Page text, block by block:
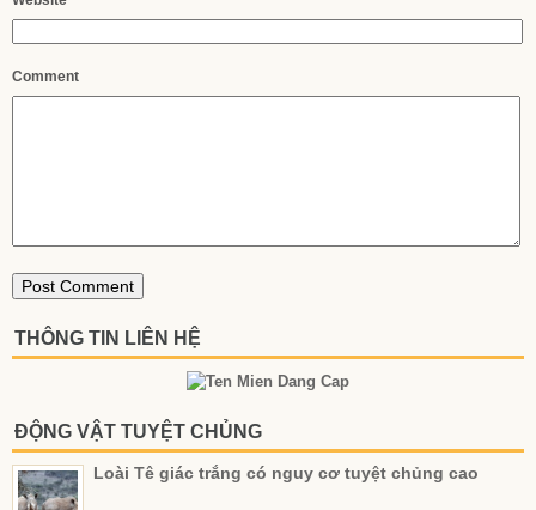
Comment
THÔNG TIN LIÊN HỆ
ĐỘNG VẬT TUYỆT CHỦNG
Loài Tê giác trắng có nguy cơ tuyệt chủng cao